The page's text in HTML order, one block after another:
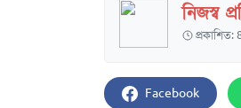
নিজস্ব
Facebook